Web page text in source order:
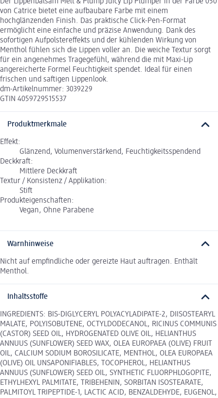
von Catrice bietet eine aufbaubare Farbe mit einem
hochglänzenden Finish. Das praktische Click-Pen-Format
ermöglicht eine einfache und präzise Anwendung. Dank des
sofortigen Aufpolstereffekts und der kühlenden Wirkung von
Menthol fühlen sich die Lippen voller an. Die weiche Textur sorgt
für ein angenehmes Tragegefühl, während die mit Maxi-Lip
angereicherte Formel Feuchtigkeit spendet. Ideal für einen
frischen und saftigen Lippenlook.
dm-Artikelnummer: 3039229
GTIN 4059729515537
Produktmerkmale
Effekt:
Glänzend, Volumenverstärkend, Feuchtigkeitsspendend
Deckkraft:
Mittlere Deckkraft
Textur / Konsistenz / Applikation:
Stift
Produkteigenschaften:
Vegan, Ohne Parabene
Warnhinweise
Nicht auf empfindliche oder gereizte Haut auftragen. Enthält
Menthol.
Inhaltsstoffe
INGREDIENTS: BIS-DIGLYCERYL POLYACYLADIPATE-2, DIISOSTEARYL
MALATE, POLYISOBUTENE, OCTYLDODECANOL, RICINUS COMMUNIS
(CASTOR) SEED OIL, HYDROGENATED OLIVE OIL, HELIANTHUS
ANNUUS (SUNFLOWER) SEED WAX, OLEA EUROPAEA (OLIVE) FRUIT
OIL, CALCIUM SODIUM BOROSILICATE, MENTHOL, OLEA EUROPAEA
(OLIVE) OIL UNSAPONIFIABLES, TOCOPHEROL, HELIANTHUS
ANNUUS (SUNFLOWER) SEED OIL, SYNTHETIC FLUORPHLOGOPITE,
ETHYLHEXYL PALMITATE, TRIBEHENIN, SORBITAN ISOSTEARATE,
PALMITOYL TRIPEPTIDE-1, LACTIC ACID, BENZALDEHYDE, EUGENOL,